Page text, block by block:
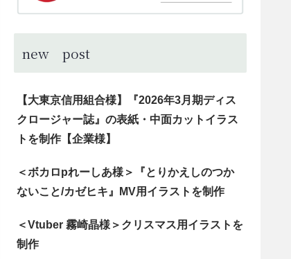
new post
【大東京信用組合様】『2026年3月期ディス
クロージャー誌』の表紙・中面カットイラス
トを制作【企業様】
＜ボカロpれーしあ様＞『とりかえしのつか
ないこと/カゼヒキ』MV用イラストを制作
＜Vtuber 霧崎晶様＞クリスマス用イラストを
制作